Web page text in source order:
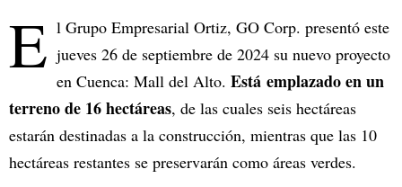
E l Grupo Empresarial Ortiz, GO Corp. presentó este
jueves 26 de septiembre de 2024 su nuevo proyecto
en Cuenca: Mall del Alto. Está emplazado en un
terreno de 16 hectáreas, de las cuales seis hectáreas
estarán destinadas a la construcción, mientras que las 10
hectáreas restantes se preservarán como áreas verdes.